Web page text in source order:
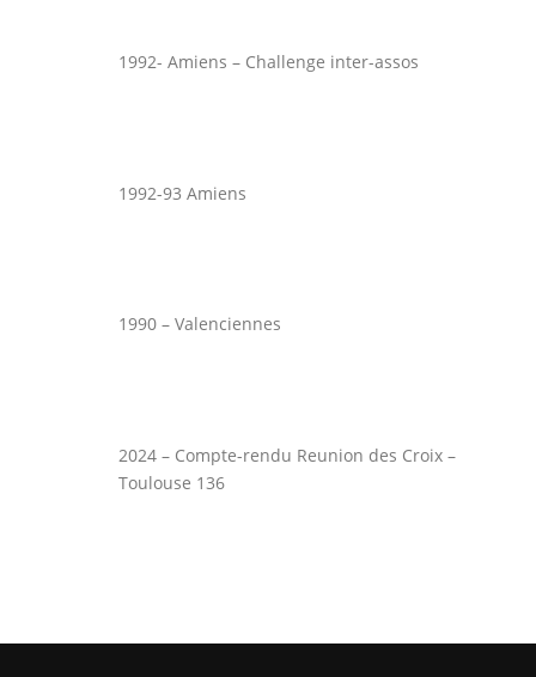
1992- Amiens – Challenge inter-assos
1992-93 Amiens
1990 – Valenciennes
2024 – Compte-rendu Reunion des Croix –
Toulouse 136